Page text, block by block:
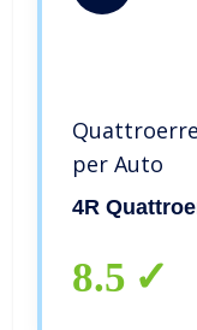
per Auto
4R
8.5